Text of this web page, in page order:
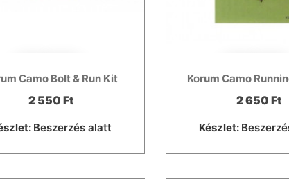
Camo Bolt & Run Kit
2 550 Ft
Beszerzés alatt
Korum Camo
2 650 Ft
Készlet: